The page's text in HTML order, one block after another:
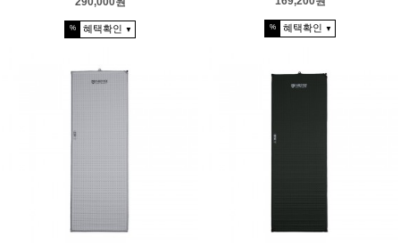
% 혜택확인 ▼ % 혜택확인 ▼